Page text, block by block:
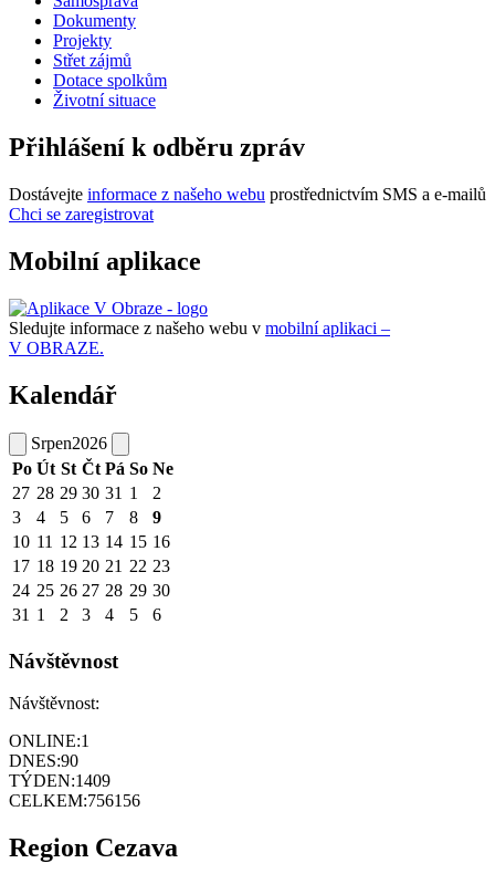
Dokumenty
Projekty
Střet zájmů
Dotace spolkům
Životní situace
Přihlášení k odběru zpráv
Dostávejte informace z našeho webu prostřednictvím SMS a e-mailů
Chci se zaregistrovat
Mobilní aplikace
Sledujte informace z našeho webu v mobilní aplikaci –
V OBRAZE.
Kalendář
Srpen2026
Po Út St Čt Pá So Ne
27 28 29 30 31 1
2
3
4 5 6 7 8
9
10 11 12 13 14 15 16
17 18 19 20 21 22 23
24 25 26 27 28 29 30
31 1 2 3 4 5 6
Návštěvnost
Návštěvnost:
ONLINE:1
DNES:90
TÝDEN:1409
CELKEM:756156
Region Cezava